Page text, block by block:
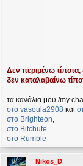
Δεν περιμένω τίποτα,
δεν καταλαβαίνω
τα κανάλια μου /my
στο vasoula2908 και
στο Βrighteon,
στο Bitchute
στο Rumble
Nikos_D